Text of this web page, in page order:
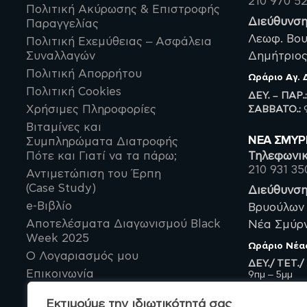
Εκτιμούμε την ιδιωτικότητά σας
Οστεοπόρωση
(Συμπληρώματα
Διατροφής)
Πόνος
Συμπληρώματα για
Ακμή
Σεξουαλική Τόνωση
Συμπληρώματα για
Εμμηνόπαυση
Κράμπες
Ένζυμα
Παλινδρόμηση
Ναυτία
Ουροποιητικό –
Προστάτης
Συκώτι
Έλαια Συμπληρώματα
Προστασία Καρδιάς-
Πολιτική Ακύρωσης & Επιστροφής
Παραγγελίας
Πολιτική Εχεμύθειας – Ασφάλεια
Συναλλαγών
Πολιτική Απορρήτου
Πολιτική Cookies
Χρήσιμες Πληροφορίες
Βιταμίνες και
Συμπληρώματα Διατροφής
Πότε και Γιατί να τα πάρω;
Αντιμετώπιση του Έρπη
(Case Study)
e-Βιβλίο
Αποτελέσματα Διαγωνισμού Black
Week 2025
Ο Λογαριασμός μου
Επικοινωνία
Λεωφ.
ΩράριοΑγ.
ΔΕΥ. – ΠΑΡ.:
ΣΑΒBATO.:
ΝΈΑ
210 931
Βρυούλων
Νέα
Ωράριο
ΔΕΥ./ ΤΕΤ./
9πμ – 5μμ
ΤΡΙ./